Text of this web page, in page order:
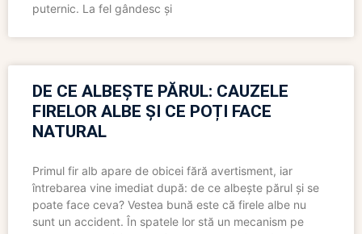
puternic. La fel gândesc și
DE CE ALBEȘTE PĂRUL: CAUZELE
FIRELOR ALBE ȘI CE POȚI FACE
NATURAL
Primul fir alb apare de obicei fără avertisment, iar
întrebarea vine imediat după: de ce albește părul și se
poate face ceva? Vestea bună este că firele albe nu
sunt un accident. În spatele lor stă un mecanism pe